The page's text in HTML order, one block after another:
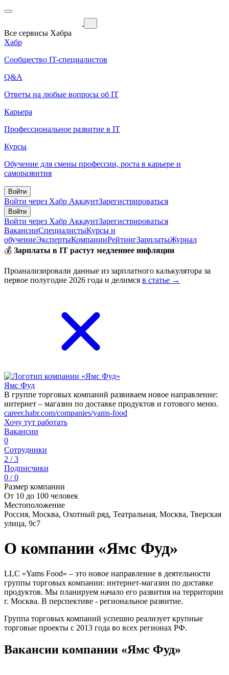
Все сервисы Хабра
Хабр
Сообщество IT-специалистов
Q&A
Ответы на любые вопросы об IT
Карьера
Профессиональное развитие в IT
Курсы
Обучение для смены профессии, роста в карьере и
саморазвития
Войти
Войти через Хабр АккаунтЗарегистрироваться
Войти
Войти через Хабр АккаунтЗарегистрироваться
ВакансииСпециалистыКурсы и
обучениеЭкспертыКомпанииРейтингЗарплатыЖурнал
💰 Зарплаты в IT растут медленнее инфляции
Проанализировали данные из зарплатного калькулятора за
первое полугодие 2026 года и делимся в статье →
Ямс Фуд
В группе торговых компаний развиваем новое направление:
интернет – магазин по доставке продуктов и готового меню.
career.habr.com/companies/yams-food
Хочу тут работать
Вакансии
0
Сотрудники
2 / 3
Подписчики
0 / 0
Размер компании
От 10 до 100 человек
Местоположение
Россия, Москва, Охотный ряд, Театральная, Москва, Тверская
улица, 9с7
О компании «Ямс Фуд»
LLC «Yams Food» – это новое направление в деятельности
группы торговых компании: интернет-магазин по доставке
продуктов. Мы планируем начало его развития на территории
г. Москва. В перспективе - региональное развитие.
Группа торговых компаний успешно реализует крупные
торговые проекты с 2013 года во всех регионах РФ.
Вакансии компании «Ямс Фуд»